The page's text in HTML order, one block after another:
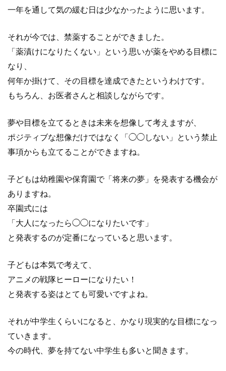
一年を通して気の緩む日は少なかったように思います。
それが今では、禁薬することができました。
「薬漬けになりたくない」という思いが薬をやめる目標に
なり、
何年か掛けて、その目標を達成できたというわけです。
もちろん、お医者さんと相談しながらです。
夢や目標を立てるときは未来を想像して考えますが、
ポジティブな想像だけではなく「◯◯しない」という禁止
事項からも立てることができますね。
子どもは幼稚園や保育園で「将来の夢」を発表する機会が
ありますね。
卒園式には
「大人になったら◯◯になりたいです」
と発表するのが定番になっていると思います。
子どもは本気で考えて、
アニメの戦隊ヒーローになりたい！
と発表する姿はとても可愛いですよね。
それが中学生くらいになると、かなり現実的な目標になっ
ていきます。
今の時代、夢を持てない中学生も多いと聞きます。